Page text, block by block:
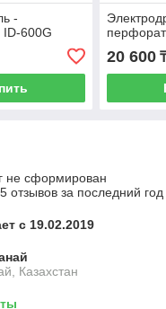
-
600G
20 600
не сформирован
отзывов за последний год
с 19.02.2019
Казахстан